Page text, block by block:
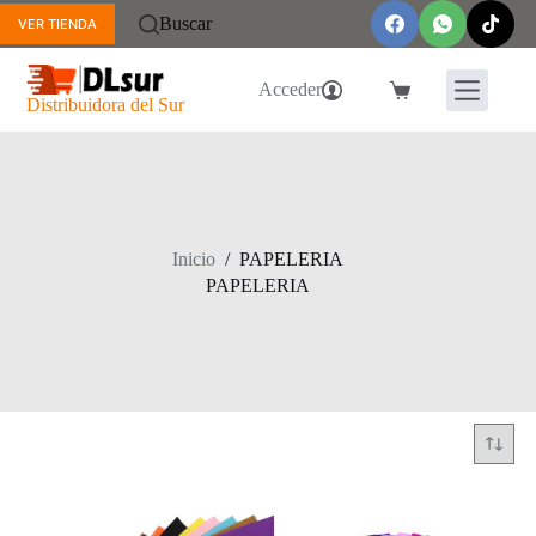
Saltar
contenido
VER TIENDA Buscar
Distribuidora del Sur
Acceder
Carro
Inicio / PAPELERIA
PAPELERIA